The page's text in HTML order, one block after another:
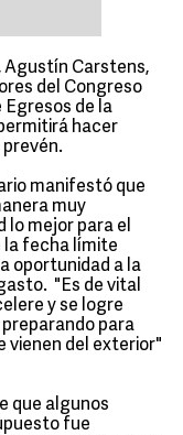
Agustín Carstens,
del Congreso
Egresos de la
hacer
manifestó que
muy
lo mejor para el
la fecha límite
oportunidad a la
"Es de vital
y se logre
preparando para
vienen del exterior"
que algunos
fue